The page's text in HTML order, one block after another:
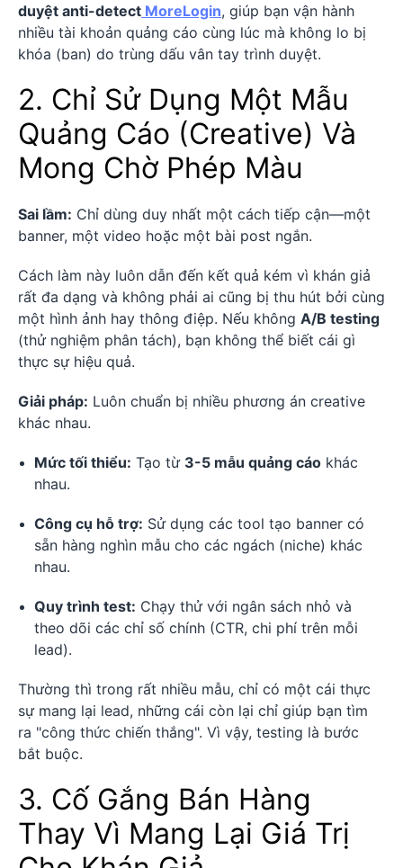
duyệt anti-detect MoreLogin, giúp bạn vận hành
nhiều tài khoản quảng cáo cùng lúc mà không lo bị
khóa (ban) do trùng dấu vân tay trình duyệt.
2. Chỉ Sử Dụng Một Mẫu
Quảng Cáo (Creative) Và
Mong Chờ Phép Màu
Sai lầm: Chỉ dùng duy nhất một cách tiếp cận—một
banner, một video hoặc một bài post ngắn.
Cách làm này luôn dẫn đến kết quả kém vì khán giả
rất đa dạng và không phải ai cũng bị thu hút bởi cùng
một hình ảnh hay thông điệp. Nếu không A/B testing
(thử nghiệm phân tách), bạn không thể biết cái gì
thực sự hiệu quả.
Giải pháp: Luôn chuẩn bị nhiều phương án creative
khác nhau.
Mức tối thiểu: Tạo từ 3-5 mẫu quảng cáo khác
nhau.
Công cụ hỗ trợ: Sử dụng các tool tạo banner có
sẵn hàng nghìn mẫu cho các ngách (niche) khác
nhau.
Quy trình test: Chạy thử với ngân sách nhỏ và
theo dõi các chỉ số chính (CTR, chi phí trên mỗi
lead).
Thường thì trong rất nhiều mẫu, chỉ có một cái thực
sự mang lại lead, những cái còn lại chỉ giúp bạn tìm
ra "công thức chiến thắng". Vì vậy, testing là bước
bắt buộc.
3. Cố Gắng Bán Hàng
Thay Vì Mang Lại Giá Trị